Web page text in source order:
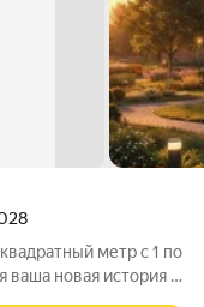
метр с 1 по
новая история 1.